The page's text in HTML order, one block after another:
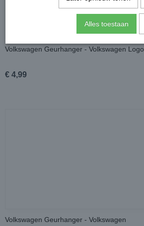
Volkswagen Geurhanger - Volkswagen Logo
€ 4,99
Volkswagen Geurhanger - Volkswagen
Alles toestaan